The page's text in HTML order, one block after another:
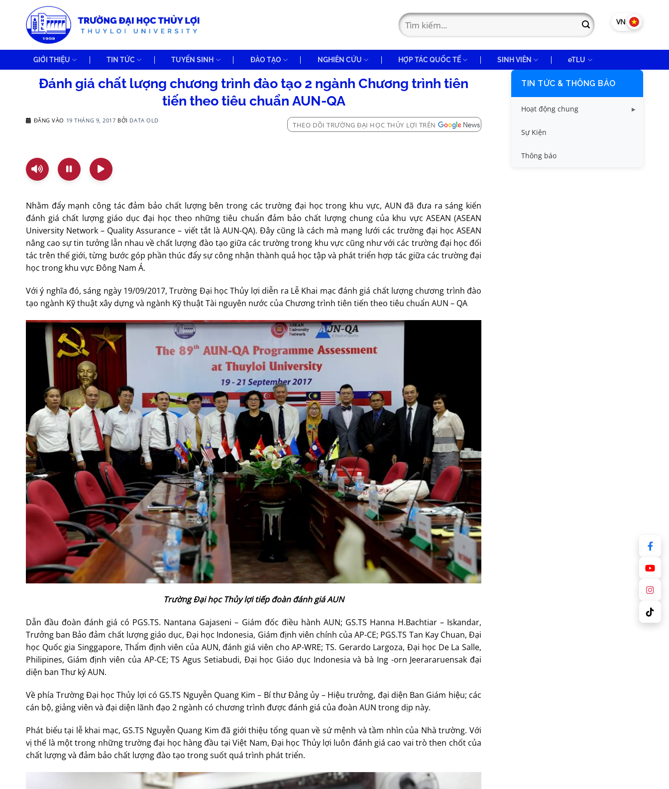
VN EN
GIỚI THIỆU TIN TỨC TUYỂN SINH ĐÀO TẠO NGHIÊN CỨU HỢP TÁC QUỐC TẾ SINH VIÊN eTLU
Đánh giá chất lượng chương trình đào tạo 2 ngành Chương trình tiên
tiến theo tiêu chuẩn AUN-QA
ĐĂNG VÀO 19 THÁNG 9, 2017 BỞI DATA OLD
THEO DÕI TRƯỜNG ĐẠI HỌC THỦY LỢI TRÊN
Nhằm đẩy mạnh công tác đảm bảo chất lượng bên trong các trường đại học trong khu vực, AUN đã đưa ra sáng kiến
đánh giá chất lượng giáo dục đại học theo những tiêu chuẩn đảm bảo chất lượng chung của khu vực ASEAN (ASEAN
University Network – Quality Assurance – viết tắt là AUN-QA). Đây cũng là cách mà mạng lưới các trường đại học ASEAN
nâng cao sự tin tưởng lẫn nhau về chất lượng đào tạo giữa các trường trong khu vực cũng như với các trường đại học đối
tác trên thế giới, từng bước góp phần thúc đẩy sự công nhận thành quả học tập và phát triển hợp tác giữa các trường đại
học trong khu vực Đông Nam Á.
Với ý nghĩa đó, sáng ngày 19/09/2017, Trường Đại học Thủy lợi diễn ra Lễ Khai mạc đánh giá chất lượng chương trình đào
tạo ngành Kỹ thuật xây dựng và ngành Kỹ thuật Tài nguyên nước của Chương trình tiên tiến theo tiêu chuẩn AUN – QA
Trường Đại học Thủy lợi tiếp đoàn đánh giá AUN
Dẫn đầu đoàn đánh giá có PGS.TS. Nantana Gajaseni – Giám đốc điều hành AUN; GS.TS Hanna H.Bachtiar – Iskandar,
Trưởng ban Bảo đảm chất lượng giáo dục, Đại học Indonesia, Giám định viên chính của AP-CE; PGS.TS Tan Kay Chuan, Đại
học Quốc gia Singgapore, Thẩm định viên của AUN, đánh giá viên cho AP-WRE; TS. Gerardo Largoza, Đại học De La Salle,
Philipines, Giám định viên của AP-CE; TS Agus Setiabudi, Đại học Giáo dục Indonesia và bà Ing -orn Jeerararuensak đại
diện ban Thư ký AUN.
Về phía Trường Đại học Thủy lợi có GS.TS Nguyễn Quang Kim – Bí thư Đảng ủy – Hiệu trưởng, đại diện Ban Giám hiệu; các
cán bộ, giảng viên và đại diện lãnh đạo 2 ngành có chương trình được đánh giá của đoàn AUN trong dịp này.
Phát biểu tại lễ khai mạc, GS.TS Nguyễn Quang Kim đã giới thiệu tổng quan về sứ mệnh và tầm nhìn của Nhà trường. Với
vị thế là một trong những trường đại học hàng đầu tại Việt Nam, Đại học Thủy lợi luôn đánh giá cao vai trò then chốt của
chất lượng và đảm bảo chất lượng đào tạo trong suốt quá trình phát triển.
TIN TỨC & THÔNG BÁO
Hoạt động chung
Tin công tác sinh viên
Tin đào tạo
Sự Kiện
Thông báo